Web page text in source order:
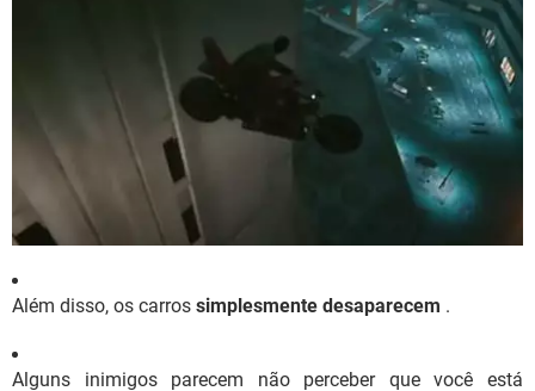
Além disso, os carros simplesmente desaparecem .
Alguns inimigos parecem não perceber que você está